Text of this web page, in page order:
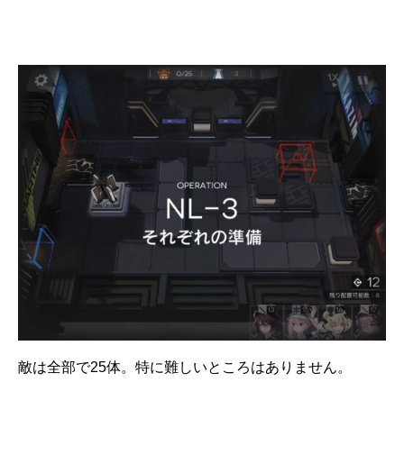
敵は全部で25体。特に難しいところはありません。